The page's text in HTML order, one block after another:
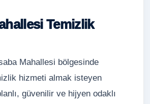
Temizlik
Mahallesi bölgesinde
hizmeti almak isteyen
güvenilir ve hijyen odaklı